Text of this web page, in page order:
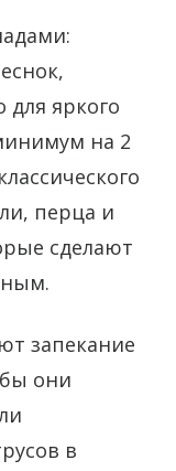
яркого
на 2
перца и
сделают
запекание
они
в